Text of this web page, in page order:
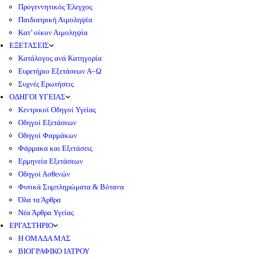
Προγεννητικός Έλεγχος
Παιδιατρική Αιμοληψία
Κατ’ οίκον Αιμοληψία
ΕΞΕΤΑΣΕΙΣ
Κατάλογος ανά Κατηγορία
Ευρετήριο Εξετάσεων Α–Ω
Συχνές Ερωτήσεις
ΟΔΗΓΟΙ ΥΓΕΙΑΣ
Κεντρικοί Οδηγοί Υγείας
Οδηγοί Εξετάσεων
Οδηγοί Φαρμάκων
Φάρμακα και Εξετάσεις
Ερμηνεία Εξετάσεων
Οδηγοί Ασθενών
Φυτικά Συμπληρώματα & Βότανα
Όλα τα Άρθρα
Νέα Άρθρα Υγείας
ΕΡΓΑΣΤΗΡΙΟ
Η ΟΜΑΔΑ ΜΑΣ
ΒΙΟΓΡΑΦΙΚΟ ΙΑΤΡΟΥ